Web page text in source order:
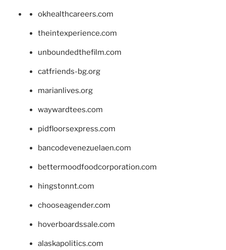
okhealthcareers.com
theintexperience.com
unboundedthefilm.com
catfriends-bg.org
marianlives.org
waywardtees.com
pidfloorsexpress.com
bancodevenezuelaen.com
bettermoodfoodcorporation.com
hingstonnt.com
chooseagender.com
hoverboardssale.com
alaskapolitics.com